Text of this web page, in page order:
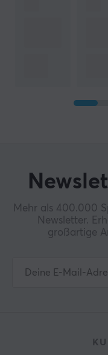
Mehr als 400.000
Newsletter.
großartige